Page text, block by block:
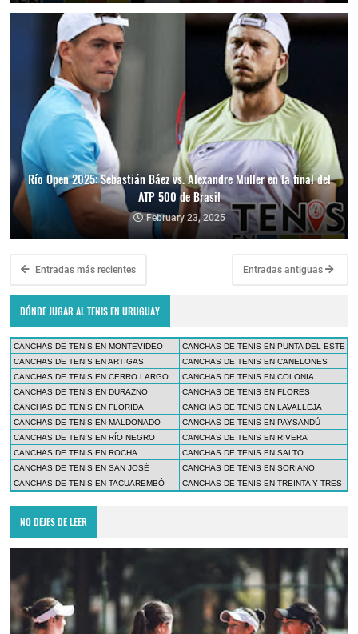
Río Open 2025: Sebastián Báez vs. Alexandre Muller en la final del
ATP 500 de Brasil
February 23, 2025
Entradas más recientes Entradas antiguas
DÓNDE JUGAR AL TENIS EN URUGUAY
CANCHAS DE TENIS EN MONTEVIDEO
CANCHAS DE TENIS EN PUNTA DEL ESTE
CANCHAS DE TENIS EN ARTIGAS
CANCHAS DE TENIS EN CANELONES
CANCHAS DE TENIS EN CERRO LARGO
CANCHAS DE TENIS EN COLONIA
CANCHAS DE TENIS EN DURAZNO
CANCHAS DE TENIS EN FLORES
CANCHAS DE TENIS EN FLORIDA
CANCHAS DE TENIS EN LAVALLEJA
CANCHAS DE TENIS EN MALDONADO
CANCHAS DE TENIS EN PAYSANDÚ
CANCHAS DE TENIS EN RÍO NEGRO
CANCHAS DE TENIS EN RIVERA
CANCHAS DE TENIS EN ROCHA
CANCHAS DE TENIS EN SALTO
CANCHAS DE TENIS EN SAN JOSÉ
CANCHAS DE TENIS EN SORIANO
CANCHAS DE TENIS EN TACUAREMBÓ
CANCHAS DE TENIS EN TREINTA Y TRES
NO DEJES DE LEER